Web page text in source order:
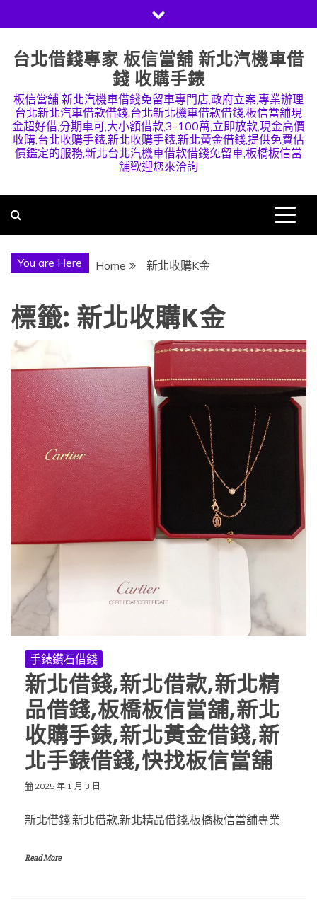
to
content
台北借錢專家 板信當舖 新北汽機車借
錢 收購手錶
板信當舖 新北汽機車借錢免留車專門店,政府立案,專業辦理
台北新北汽車借款借錢,台北新北機車借款借錢,板信當舖現
金超好借,分期車可,大小額借款,3-100萬,立即放款,現金高價
收購,台北收購手錶,新北收購手錶,新北黃金借錢,提供免費估
價鑑定的服務,新北台北汽機車借款借錢免留車,板橋板信當
舖歡迎您來洽詢
You are Here Home 新北收購K金
標籤: 新北收購K金
手錶鑽石借錢
新北借錢,新北借款,新北精
品借錢,板橋板信當舖,新北
收購手錶,新北黃金借錢,新
北手錶借錢,快找板信當舖
2025 年 1 月 3 日
新北借錢,新北借款,新北精品借錢,板橋板信當舖專業
Read More